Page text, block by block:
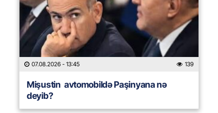
07.08.2026 - 13:45 139
Mişustin avtomobildə Paşinyana nə
deyib?